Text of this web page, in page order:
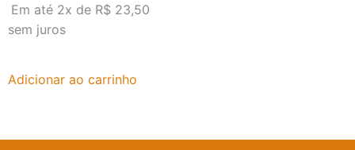
Em até 2x de R$ 23,50
sem juros
Adicionar ao carrinho